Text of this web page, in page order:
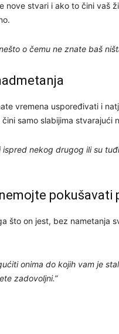
stvari i ako to čini vaš
o čemu ne znate baš
vremena uspoređivati i
samo slabijima stvarajući
nekog drugog ili su
pokušavati
što on jest, bez nametanja
onima do kojih vam je
zadovoljni.”